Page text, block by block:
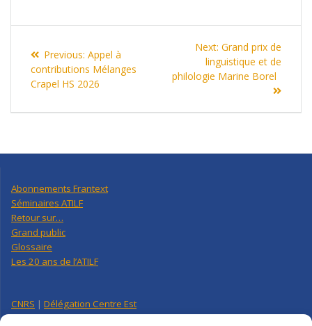
de
l’article
Previous: Previous
post:
Appel à
contributions Mélanges
Crapel HS 2026
Next: Next
post:
Grand prix de
linguistique et de
philologie Marine Borel
Abonnements Frantext
Séminaires ATILF
Retour sur…
Grand public
Glossaire
Les 20 ans de l’ATILF
CNRS | Délégation Centre Est
Université de Lorraine